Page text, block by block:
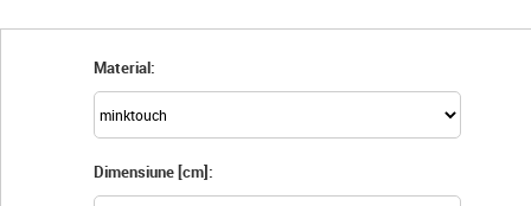
Material:
Dimensiune [cm]: